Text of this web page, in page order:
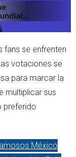
fans se enfrenten
votaciones se
para marcar la
multiplicar sus
preferido
México